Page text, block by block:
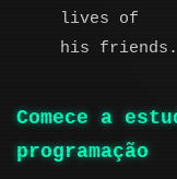
lives of
his friends.
Comece a
programação